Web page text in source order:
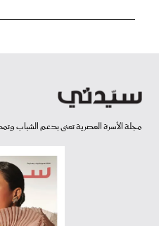
مجلة الأسرة العصرية تعنى بدعم الشباب